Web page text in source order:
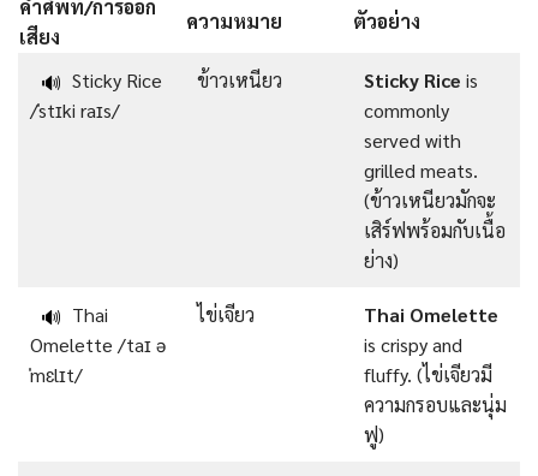
คำศัพท์/การออก
เสียง
ความหมาย ตัวอย่าง
🔊 Sticky Rice
/ˈstɪki raɪs/
ข้าวเหนียว Sticky Rice is
commonly
served with
grilled meats.
(ข้าวเหนียวมักจะ
เสิร์ฟพร้อมกับเนื้อ
ย่าง)
🔊 Thai
Omelette /taɪ ə
ˈmɛlɪt/
ไข่เจียว
Thai Omelette
is crispy and
fluffy. (ไข่เจียวมี
ความกรอบและนุ่ม
ฟู)